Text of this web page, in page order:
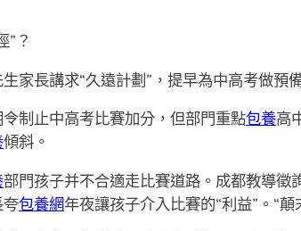
”？
家長講求“久遠計劃”，提早為中高考做預
制止中高考比賽加分，但部門重點包養高
傾斜。
部門孩子并不合適走比賽道路。成都教導徵
夸包養網年夜讓孩子介入比賽的“利益”。“